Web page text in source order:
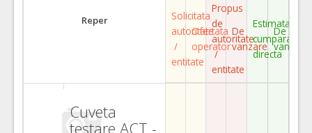
Reper
Solicitata
autoritate
/
entitate
Ofertata
operator
Propus
de
autoritate
/
entitate
De
vanzare
Estimata
cumparare
directa
De
vanzare
Cuveta
testare ACT -